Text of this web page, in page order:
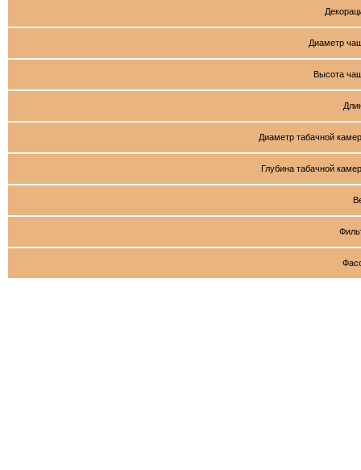
Диаметр
Высота
Диаметр табачной
Глубина табачной